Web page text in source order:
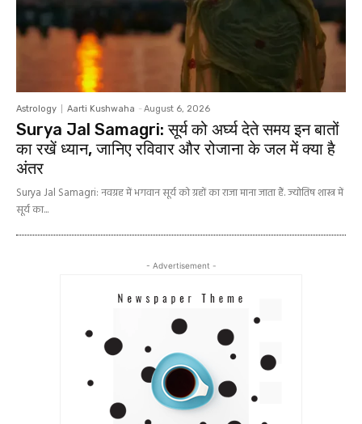
Astrology Aarti Kushwaha - August 6, 2026
Surya Jal Samagri: सूर्य को अर्घ्य देते समय इन बातों
का रखें ध्यान, जानिए रविवार और रोजाना के जल में क्या है
अंतर
Surya Jal Samagri: नवग्रह में भगवान सूर्य को ग्रहों का राजा माना जाता हैं. ज्योतिष शास्त्र में
सूर्य का...
- Advertisement -